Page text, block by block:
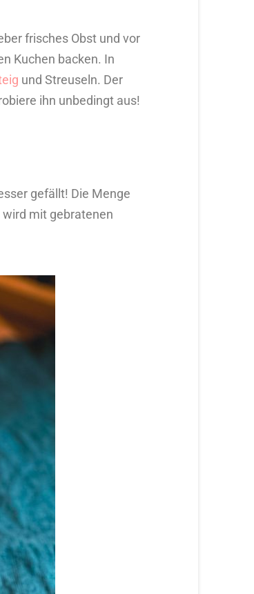
frisches Obst und vor
Kuchen backen. In
und Streuseln. Der
ihn unbedingt aus!
gefällt! Die Menge
wird mit gebratenen